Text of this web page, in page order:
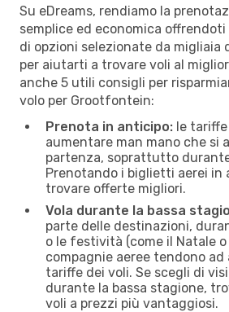
Su eDreams, rendiamo la
semplice ed economica
di opzioni selezionate da migliaia
per aiutarti a trovare voli al
anche 5 utili consigli per
volo per Grootfontein:
Prenota in anticipo: le
aumentare man mano che si
partenza, soprattutto
Prenotando i biglietti aerei in
trovare offerte migliori.
Vola durante la bassa
parte delle destinazioni,
o le festività (come il Natale
compagnie aeree tendono
tariffe dei voli. Se scegli di
durante la bassa stagione,
voli a prezzi più vantaggiosi.